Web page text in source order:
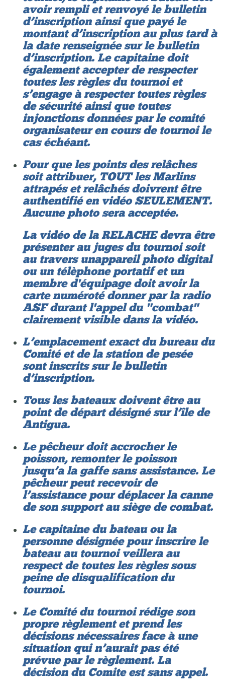
avoir rempli et renvoyé le bulletin
d’inscription ainsi que payé le
montant d’inscription au plus tard à
la date renseignée sur le bulletin
d’inscription. Le capitaine doit
également accepter de respecter
toutes les règles du tournoi et
s’engage à respecter toutes règles
de sécurité ainsi que toutes
injonctions données par le comité
organisateur en cours de tournoi le
cas échéant.
Pour que les points des relâches
soit attribuer, TOUT les Marlins
attrapés et relâchés doivrent être
authentifié en vidéo SEULEMENT.
Aucune photo sera acceptée.
La vidéo de la RELACHE devra être
présenter au juges du tournoi soit
au travers un appareil photo digital
ou un télèphone portatif et un
membre d'équipage doit avoir la
carte numéroté donner par la radio
ASF durant l'appel du "combat"
clairement visible dans la vidéo.
L’emplacement exact du bureau du
Comité et de la station de pesée
sont inscrits sur le bulletin
d’inscription.
Tous les bateaux doivent être au
point de départ désigné sur l’île de
Antigua.
Le pêcheur doit accrocher le
poisson, remonter le poisson
jusqu’a la gaffe sans assistance. Le
pêcheur peut recevoir de
l’assistance pour déplacer la canne
de son support au siège de combat.
Le capitaine du bateau ou la
personne désignée pour inscrire le
bateau au tournoi veillera au
respect de toutes les règles sous
peine de disqualification du
tournoi.
Le Comité du tournoi rédige son
propre règlement et prend les
décisions nécessaires face à une
situation qui n’aurait pas été
prévue par le règlement. La
décision du Comite est sans appel.